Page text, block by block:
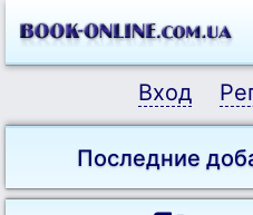
Вход
Последние